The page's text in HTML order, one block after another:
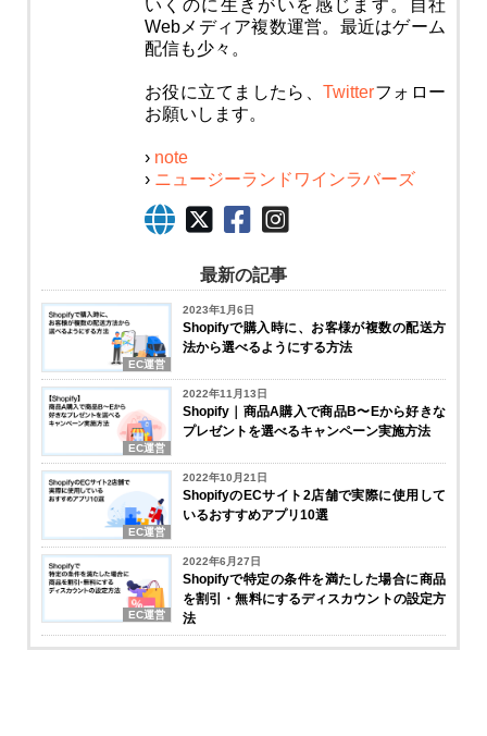
いくのに生きがいを感じます。自社
Webメディア複数運営。最近はゲーム
配信も少々。
お役に立てましたら、Twitterフォロー
お願いします。
› note
› ニュージーランドワインラバーズ
最新の記事
EC運営
2023年1月6日
Shopifyで購入時に、お客様が複数の配送方
法から選べるようにする方法
EC運営
2022年11月13日
Shopify｜商品A購入で商品B〜Eから好きな
プレゼントを選べるキャンペーン実施方法
EC運営
2022年10月21日
ShopifyのECサイト2店舗で実際に使用して
いるおすすめアプリ10選
EC運営
2022年6月27日
Shopifyで特定の条件を満たした場合に商品
を割引・無料にするディスカウントの設定方
法